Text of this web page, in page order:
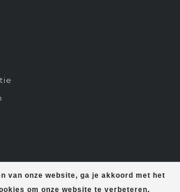
van onze website, ga je akkoord met het
om onze website te verbeteren.